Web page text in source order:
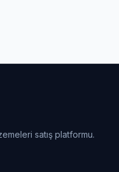
satış platformu.